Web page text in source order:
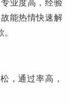
能热情快速解
，通过率高，